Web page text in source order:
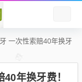
一次性索赔40年换牙
年换牙费！